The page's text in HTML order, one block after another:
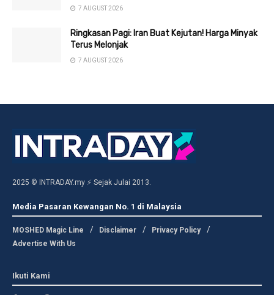
7 AUGUST 2026
Ringkasan Pagi: Iran Buat Kejutan! Harga Minyak
Terus Melonjak
7 AUGUST 2026
2025 © INTRADAY.my ⚡ Sejak Julai 2013.
Media Pasaran Kewangan No. 1 di Malaysia
MOSHED Magic Line Disclaimer
Privacy Policy
Advertise With Us
Ikuti Kami